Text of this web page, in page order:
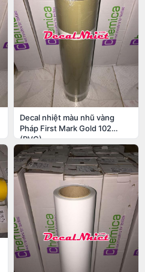
Decal nhiệt màu nhũ vàng
Pháp First Mark Gold 102
(PVC)